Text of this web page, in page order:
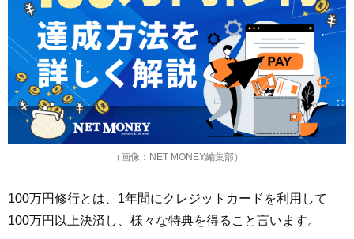
（画像：NET MONEY編集部）
100万円修行とは、1年間にクレジットカードを利用して
100万円以上決済し、様々な特典を得ること言います。